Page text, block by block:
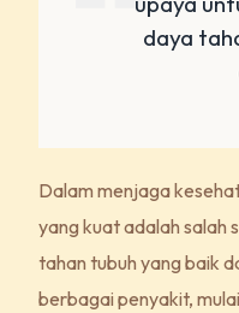
daya
Dalam menjaga
yang kuat adalah salah
tahan tubuh yang baik
berbagai penyakit,